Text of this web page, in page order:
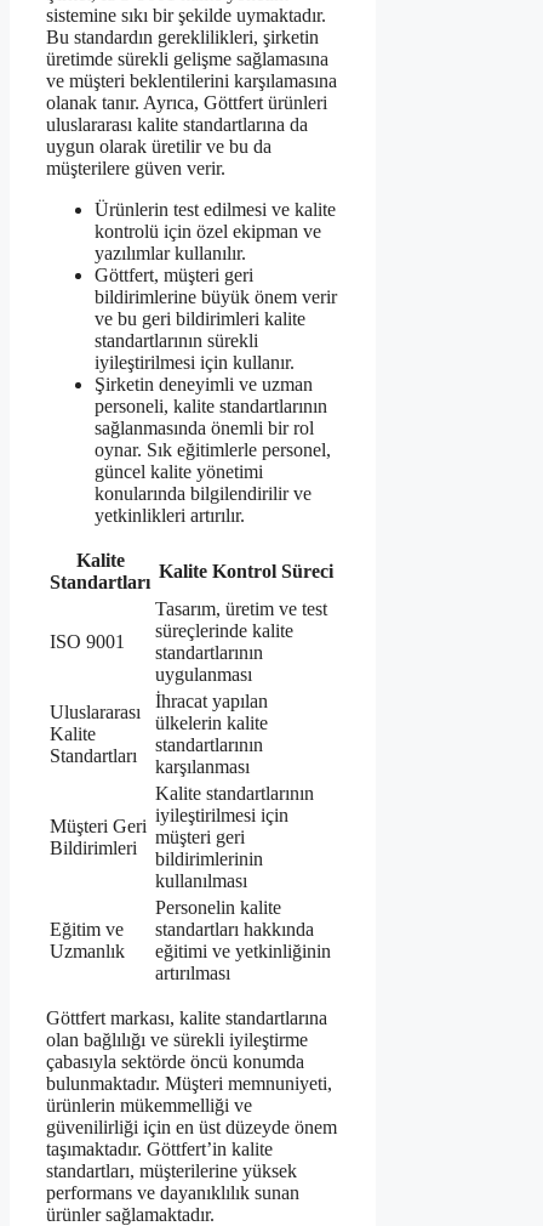
sistemine sıkı bir şekilde uymaktadır.
Bu standardın gereklilikleri, şirketin
üretimde sürekli gelişme sağlamasına
ve müşteri beklentilerini karşılamasına
olanak tanır. Ayrıca, Göttfert ürünleri
uluslararası kalite standartlarına da
uygun olarak üretilir ve bu da
müşterilere güven verir.
Ürünlerin test edilmesi ve kalite
kontrolü için özel ekipman ve
yazılımlar kullanılır.
Göttfert, müşteri geri
bildirimlerine büyük önem verir
ve bu geri bildirimleri kalite
standartlarının sürekli
iyileştirilmesi için kullanır.
Şirketin deneyimli ve uzman
personeli, kalite standartlarının
sağlanmasında önemli bir rol
oynar. Sık eğitimlerle personel,
güncel kalite yönetimi
konularında bilgilendirilir ve
yetkinlikleri artırılır.
Kalite
Standartları
Kalite Kontrol Süreci
ISO 9001
Tasarım, üretim ve test
süreçlerinde kalite
standartlarının
uygulanması
Uluslararası
Kalite
Standartları
İhracat yapılan
ülkelerin kalite
standartlarının
karşılanması
Müşteri Geri
Bildirimleri
Kalite standartlarının
iyileştirilmesi için
müşteri geri
bildirimlerinin
kullanılması
Eğitim ve
Uzmanlık
Personelin kalite
standartları hakkında
eğitimi ve yetkinliğinin
artırılması
Göttfert markası, kalite standartlarına
olan bağlılığı ve sürekli iyileştirme
çabasıyla sektörde öncü konumda
bulunmaktadır. Müşteri memnuniyeti,
ürünlerin mükemmelliği ve
güvenilirliği için en üst düzeyde önem
taşımaktadır. Göttfert’in kalite
standartları, müşterilerine yüksek
performans ve dayanıklılık sunan
ürünler sağlamaktadır.